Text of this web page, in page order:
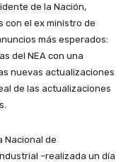
de la Nación,
con el ex ministro de
más esperados:
del NEA con una
nuevas actualizaciones
de las actualizaciones
Nacional de
–realizada un día